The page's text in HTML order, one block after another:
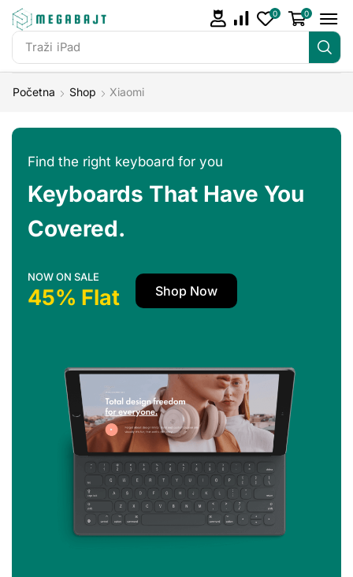
Traži iPad
0 0
Početna Shop Xiaomi
Find the right keyboard for you
Keyboards That Have You
Covered.
NOW ON SALE
45% Flat Shop Now